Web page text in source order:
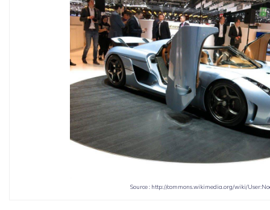
Source : http://commons.wikimedia.org/wiki/